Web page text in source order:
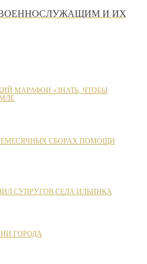
И ИХ
МАРАФОН «ЗНАТЬ, ЧТОБЫ
СБОРАХ ПОМОЩИ
СУПРУГОВ СЕЛА ИЛЬИНКА
ГОРОДА